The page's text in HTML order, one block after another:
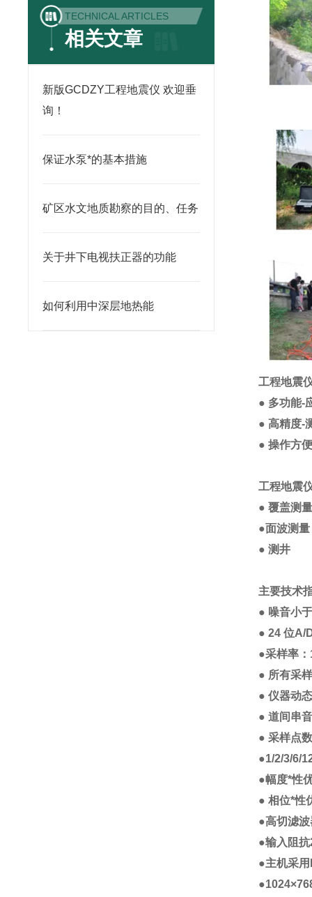
TECHNICAL ARTICLES
相关文章
新版GCDZY工程地震仪 欢迎垂
询！
保证水泵*的基本措施
矿区水文地质勘察的目的、任务
关于井下电视扶正器的功能
如何利用中深层地热能
工程地震
● 多功能-
●高精度-
●操作方
工程地震
●覆盖测
●面波测量
●测井
主要技术
● 噪音小
●24位A/
●采样率：
● 所有采
●仪器动
●道间串
●采样点
●1/2/3/6/
●幅度*性
●相位*性
●高切滤
●输入阻
●主机采用
●1024